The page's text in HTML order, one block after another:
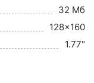
32 Мб
128x160
1.77"